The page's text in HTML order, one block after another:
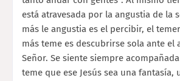
está atravesada por la angustia de la
más le angustia es el percibir, el
más teme es descubrirse sola ante el
Señor. Se siente siempre
teme que ese Jesús sea una fantasía,